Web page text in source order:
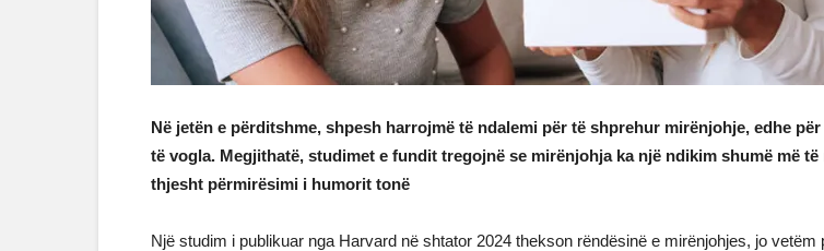
Në jetën e përditshme, shpesh harrojmë të ndalemi për të shprehur mirënjohje, edhe
të vogla. Megjithatë, studimet e fundit tregojnë se mirënjohja ka një ndikim shumë më të
thjesht përmirësimi i humorit tonë
Një studim i publikuar nga Harvard në shtator 2024 thekson rëndësinë e mirënjohjes, jo vetëm